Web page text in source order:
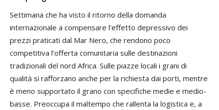
Settimana che ha visto il ritorno della domanda
internazionale a compensare l’effetto depressivo dei
prezzi praticati dal Mar Nero, che rendono poco
competitiva l’offerta comunitaria sulle destinazioni
tradizionali del nord Africa. Sulle piazze locali i grani di
qualità si rafforzano anche per la richiesta dai porti, mentre
è meno supportato il grano con specifiche medie e medio-
basse. Preoccupa il maltempo che rallenta la logistica e, a